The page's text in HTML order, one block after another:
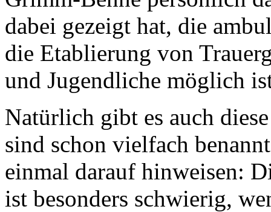
dabei gezeigt hat, die
die Etablierung von
und Jugendliche möglich
Natürlich gibt es auch
sind schon vielfach
einmal darauf hinweisen:
ist besonders schwierig,